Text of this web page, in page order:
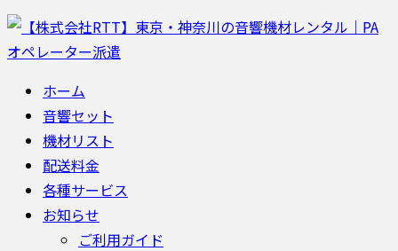
ホーム
音響セット
機材リスト
配送料金
各種サービス
お知らせ
ご利用ガイド